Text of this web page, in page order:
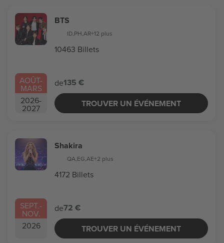
AOÛT-
MARS
2026-
2027
BTS
ID,PH,AR+12 plus
10463 Billets
de135 €
TROUVER UN ÉVÉNEMENT
SEPT.-
NOV.
2026
Shakira
QA,EG,AE+2 plus
4172 Billets
de72 €
TROUVER UN ÉVÉNEMENT